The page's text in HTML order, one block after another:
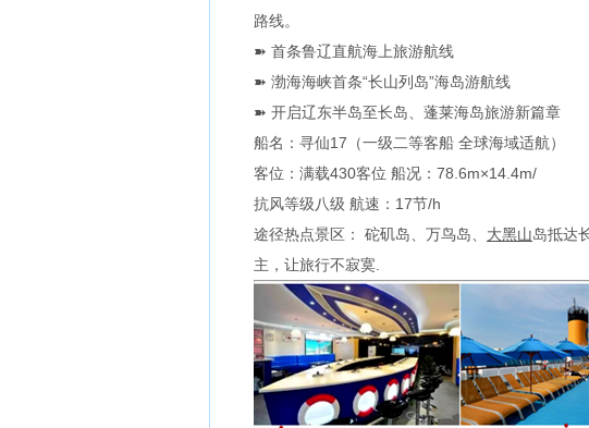
路线。
➽ 首条鲁辽直航海上旅游航线
➽ 渤海海峡首条“长山列岛”海岛游航线
➽ 开启辽东半岛至长岛、蓬莱海岛旅游新篇章
船名：寻仙17（一级二等客船 全球海域适航）
客位：满载430客位 船况：78.6m×14.4m/
抗风等级八级 航速：17节/h
途径热点景区： 砣矶岛、万鸟岛、 大黑山岛抵达
主，让旅行不寂寞.